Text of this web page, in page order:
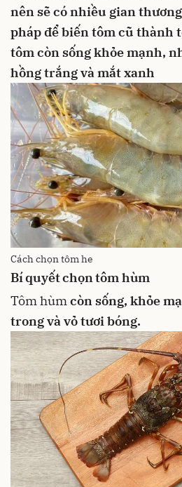
nên sẽ có nhiều gian
pháp để biến tôm cũ thành
tôm còn sống khỏe mạnh,
hồng trắng và mắt xanh
Cách chọn tôm he
Bí quyết chọn tôm hùm
Tôm hùm còn sống, khỏe
trong và vỏ tươi bóng.